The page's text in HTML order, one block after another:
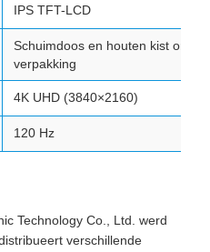
IPS TFT-LCD
Schuimdoos en houten kist
verpakking
4K UHD (3840×2160)
120 Hz
Technology Co., Ltd. werd
verschillende